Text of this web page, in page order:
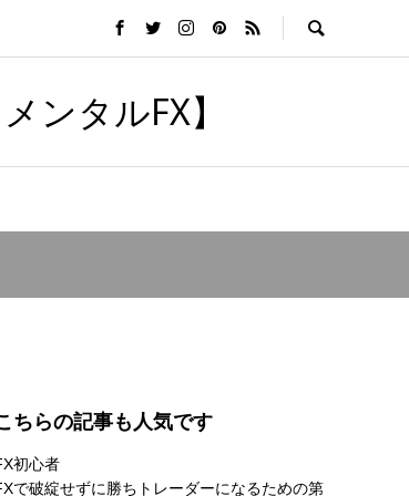
ンタルFX】
ちらの記事も人気です
初心者
で破綻せずに勝ちトレーダーになるための第